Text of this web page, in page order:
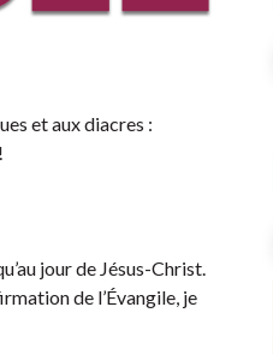
et aux diacres :
jour de Jésus-Christ.
de l’Évangile, je